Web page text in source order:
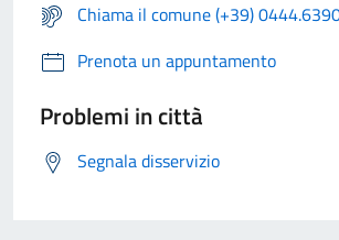
Chiama il comune (+39)
Prenota un appuntamento
Problemi in città
Segnala disservizio